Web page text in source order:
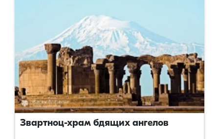
Звартноц-храм бдящих ангелов